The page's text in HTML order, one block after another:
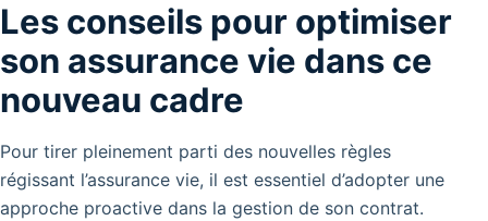
Les conseils pour optimiser
son assurance vie dans ce
nouveau cadre
Pour tirer pleinement parti des nouvelles règles
régissant l’assurance vie, il est essentiel d’adopter une
approche proactive dans la gestion de son contrat.